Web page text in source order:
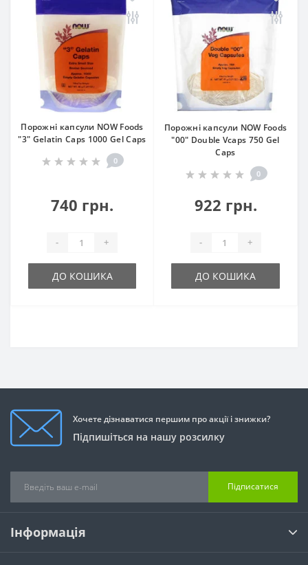
Порожні капсули NOW Foods
"3" Gelatin Caps 1000 Gel Caps
0
740 грн.
- +
ДО КОШИКА
Порожні капсули NOW Foods
"00" Double Vcaps 750 Gel
Caps
0
922 грн.
- +
ДО КОШИКА
Хочете дізнаватися першим про акції і знижки?
Підпишіться на нашу розсилку
Підписатися
Інформація